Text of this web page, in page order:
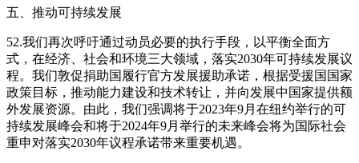
五、推动可持续发展
52.我们再次呼吁通过动员必要的执行手段，以平衡全面方
式，在经济、社会和环境三大领域，落实2030年可持续发展议
程。我们敦促捐助国履行官方发展援助承诺，根据受援国国家
政策目标，推动能力建设和技术转让，并向发展中国家提供额
外发展资源。由此，我们强调将于2023年9月在纽约举行的可
持续发展峰会和将于2024年9月举行的未来峰会将为国际社会
重申对落实2030年议程承诺带来重要机遇。